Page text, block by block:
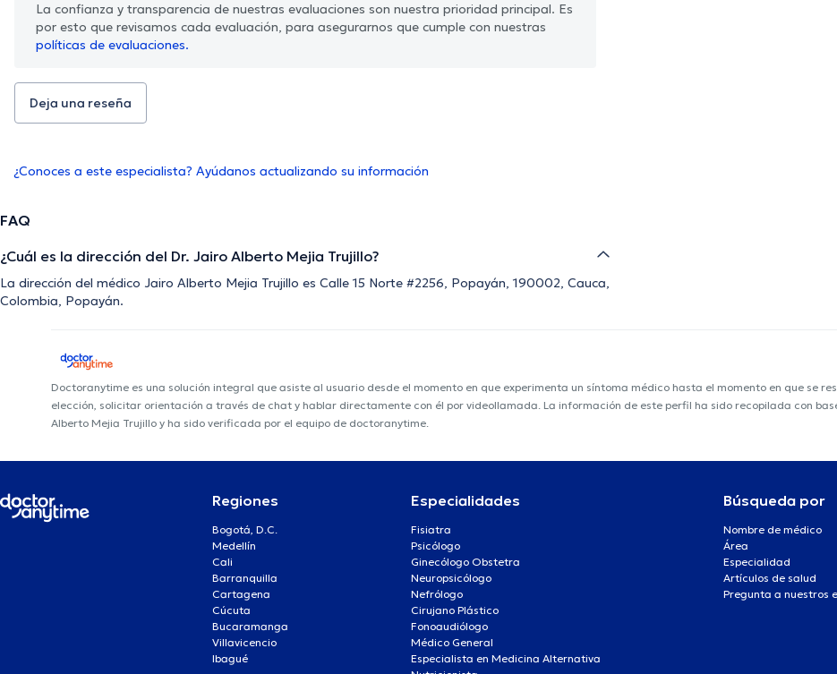
La confianza y transparencia de nuestras evaluaciones son nuestra prioridad principal. Es
por esto que revisamos cada evaluación, para asegurarnos que cumple con nuestras
políticas de evaluaciones.
Deja una reseña
¿Conoces a este especialista? Ayúdanos actualizando su información
FAQ
¿Cuál es la dirección del Dr. Jairo Alberto Mejia Trujillo?
La dirección del médico Jairo Alberto Mejia Trujillo es Calle 15 Norte #2256, Popayán, 190002, Cauca,
Colombia, Popayán.
Doctoranytime es una solución integral que asiste al usuario desde el momento en que experimenta un síntoma médico hasta el momento en que se
elección, solicitar orientación a través de chat y hablar directamente con él por videollamada. La información de este perfil ha sido recopilada con
Alberto Mejia Trujillo y ha sido verificada por el equipo de doctoranytime.
Regiones
Bogotá, D.C.
Medellín
Cali
Barranquilla
Cartagena
Cúcuta
Bucaramanga
Villavicencio
Ibagué
Especialidades
Fisiatra
Psicólogo
Ginecólogo Obstetra
Neuropsicólogo
Nefrólogo
Cirujano Plástico
Fonoaudiólogo
Médico General
Especialista en Medicina Alternativa
Búsqueda por
Nombre de médico
Área
Especialidad
Artículos de salud
Pregunta a nuestros